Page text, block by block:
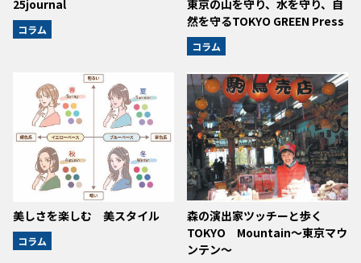
25journal
コラム
東京の山を守り、水を守り、自
然を守るTOKYO GREEN Press
コラム
美しさを楽しむ 美スタイル
コラム
森の演出家ツッチーと歩く
TOKYO Mountain～東京マウ
ンテン～